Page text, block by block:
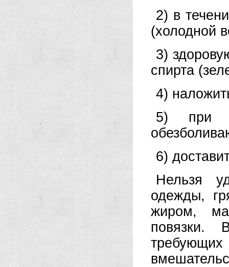
2) в
(холодной
3)
спирта
4)
5) при
6)
Нельзя
одежды,
жиром,
повязки.